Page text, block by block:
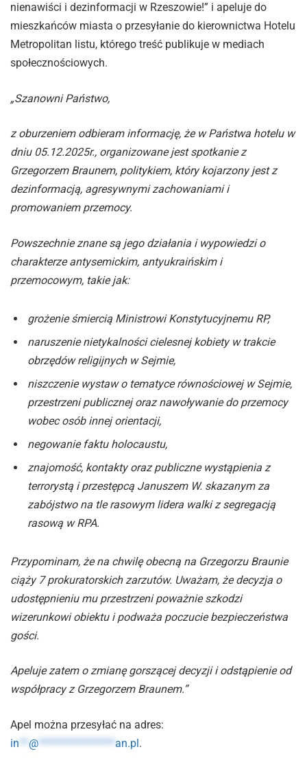
nienawiści i dezinformacji w Rzeszowie!” i apeluje do
mieszkańców miasta o przesyłanie do kierownictwa Hotelu
Metropolitan listu, którego treść publikuje w mediach
społecznościowych.
„Szanowni Państwo,
z oburzeniem odbieram informację, że w Państwa hotelu w
dniu 05.12.2025r., organizowane jest spotkanie z
Grzegorzem Braunem, politykiem, który kojarzony jest z
dezinformacją, agresywnymi zachowaniami i
promowaniem przemocy.
Powszechnie znane są jego działania i wypowiedzi o
charakterze antysemickim, antyukraińskim i
przemocowym, takie jak:
grożenie śmiercią Ministrowi Konstytucyjnemu RP,
naruszenie nietykalności cielesnej kobiety w trakcie
obrzędów religijnych w Sejmie,
niszczenie wystaw o tematyce równościowej w Sejmie,
przestrzeni publicznej oraz nawoływanie do przemocy
wobec osób innej orientacji,
negowanie faktu holocaustu,
znajomość, kontakty oraz publiczne wystąpienia z
terrorystą i przestępcą Januszem W. skazanym za
zabójstwo na tle rasowym lidera walki z segregacją
rasową w RPA.
Przypominam, że na chwilę obecną na Grzegorzu Braunie
ciąży 7 prokuratorskich zarzutów. Uważam, że decyzja o
udostępnieniu mu przestrzeni poważnie szkodzi
wizerunkowi obiektu i podważa poczucie bezpieczeństwa
gości.
Apeluje zatem o zmianę gorszącej decyzji i odstąpienie od
współpracy z Grzegorzem Braunem.”
Apel można przesyłać na adres:
in ** @****************an.pl.